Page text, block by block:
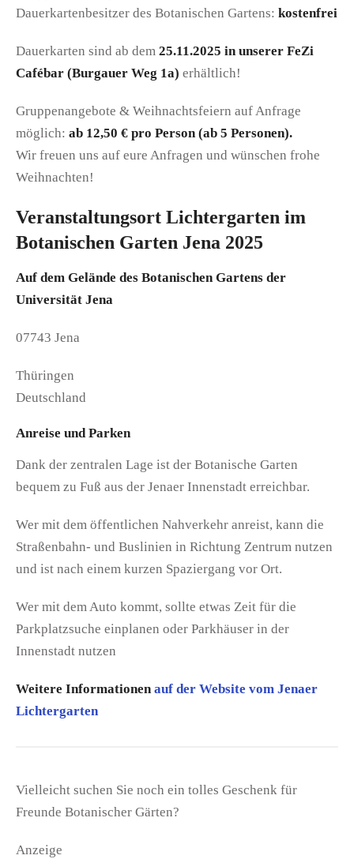
Dauerkartenbesitzer des Botanischen Gartens: kostenfrei
Dauerkarten sind ab dem 25.11.2025 in unserer FeZi
Cafébar (Burgauer Weg 1a) erhältlich!
Gruppenangebote & Weihnachtsfeiern auf Anfrage
möglich: ab 12,50 € pro Person (ab 5 Personen).
Wir freuen uns auf eure Anfragen und wünschen frohe
Weihnachten!
Veranstaltungsort Lichtergarten im
Botanischen Garten Jena 2025
Auf dem Gelände des Botanischen Gartens der
Universität Jena
07743 Jena
Thüringen
Deutschland
Anreise und Parken
Dank der zentralen Lage ist der Botanische Garten
bequem zu Fuß aus der Jenaer Innenstadt erreichbar.
Wer mit dem öffentlichen Nahverkehr anreist, kann die
Straßenbahn- und Buslinien in Richtung Zentrum nutzen
und ist nach einem kurzen Spaziergang vor Ort.
Wer mit dem Auto kommt, sollte etwas Zeit für die
Parkplatzsuche einplanen oder Parkhäuser in der
Innenstadt nutzen
Weitere Informationenauf der Website vom Jenaer
Lichtergarten
Vielleicht suchen Sie noch ein tolles Geschenk für
Freunde Botanischer Gärten?
Anzeige